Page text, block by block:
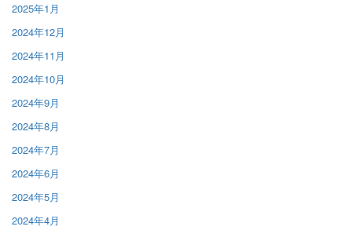
2025年1月
2024年12月
2024年11月
2024年10月
2024年9月
2024年8月
2024年7月
2024年6月
2024年5月
2024年4月